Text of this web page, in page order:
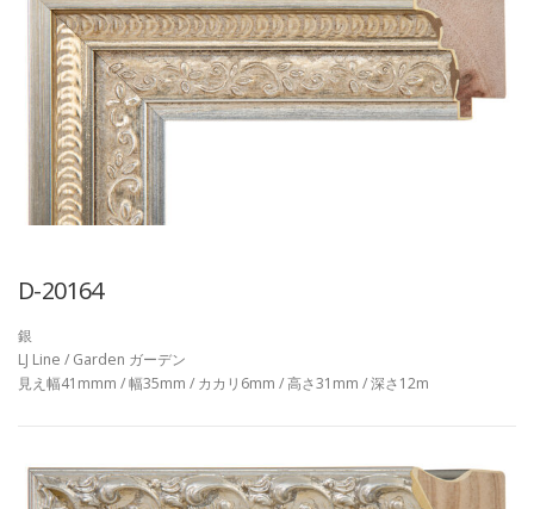
D-20164
銀
LJ Line / Garden ガーデン
見え幅41mmm / 幅35mm / カカリ6mm / 高さ31mm / 深さ12m